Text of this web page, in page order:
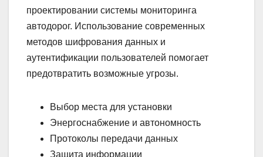
проектировании системы мониторинга
автодорог. Использование современных
методов шифрования данных и
аутентификации пользователей помогает
предотвратить возможные угрозы.
Выбор места для установки
Энергоснабжение и автономность
Протоколы передачи данных
Защита информации